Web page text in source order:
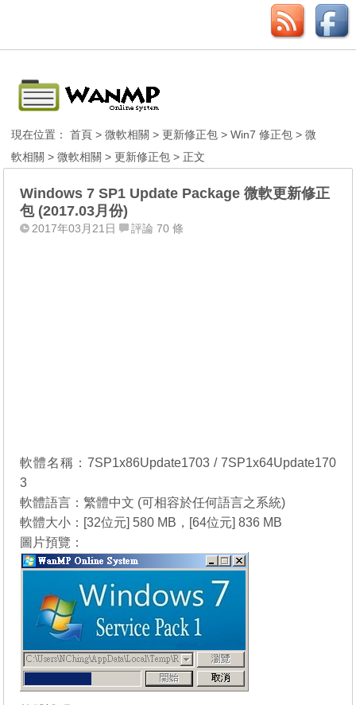
現在位置：首頁 >微軟相關 >更新修正包 >Win7 修正包 >微
軟相關 >微軟相關 >更新修正包 > 正文
Windows 7 SP1 Update Package 微軟更新修正
包 (2017.03月份)
2017年03月21日 評論 70 條
軟體名稱：7SP1x86Update1703 / 7SP1x64Update170
3
軟體語言：繁體中文 (可相容於任何語言之系統)
軟體大小：[32位元] 580 MB，[64位元] 836 MB
圖片預覽：